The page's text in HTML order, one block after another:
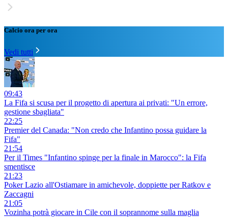
Calcio ora per ora
Vedi tutti
09:43
La Fifa si scusa per il progetto di apertura ai privati: "Un errore,
gestione sbagliata"
22:25
Premier del Canada: "Non credo che Infantino possa guidare la
Fifa"
21:54
Per il Times "Infantino spinge per la finale in Marocco": la Fifa
smentisce
21:23
Poker Lazio all'Ostiamare in amichevole, doppiette per Ratkov e
Zaccagni
21:05
Vozinha potrà giocare in Cile con il soprannome sulla maglia